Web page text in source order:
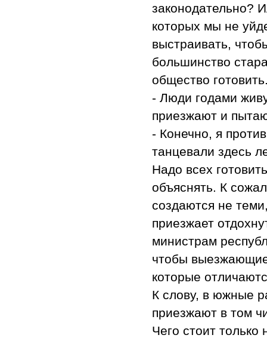
законодательно?
которых мы не
выстраивать,
большинство
общество
- Люди годами
приезжают и
- Конечно, я
танцевали здесь
Надо всех
объяснять. К
создаются не
приезжает
министрам
чтобы
которые
К слову, в южные
приезжают в том
Чего стоит